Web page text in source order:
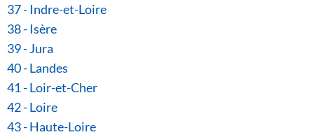
37 - Indre-et-Loire
38 - Isère
39 - Jura
40 - Landes
41 - Loir-et-Cher
42 - Loire
43 - Haute-Loire